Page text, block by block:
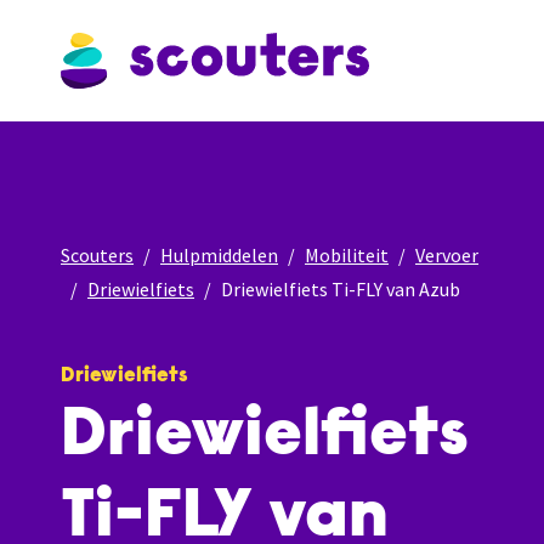
Scouters Hulpmiddelen Mobiliteit
Vervoer
Driewielfiets
Driewielfiets Ti-FLY van Azub
Driewielfiets
Driewielfiets
Ti-FLY van